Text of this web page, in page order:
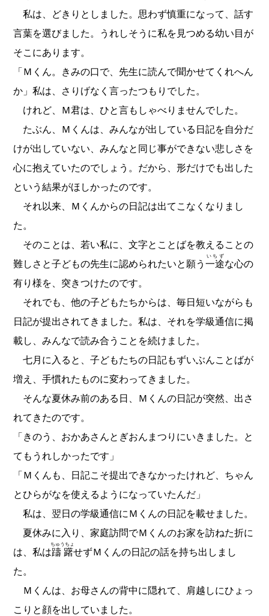
私は、どきりとしました。思わず慎重になって、話す
言葉を選びました。うれしそうに私を見つめる幼い目が
そこにあります。
「Ｍくん。きみの口で、先生に読んで聞かせてくれへん
か」私は、さりげなく言ったつもりでした。
けれど、Ｍ君は、ひと言もしゃべりませんでした。
たぶん、Ｍくんは、みんなが出している日記を自分だ
けが出していない、みんなと同じ事ができない悲しさを
心に抱えていたのでしょう。だから、形だけでも出した
という結果がほしかったのです。
それ以来、Ｍくんからの日記は出てこなくなりまし
た。
そのことは、若い私に、文字とことばを教えることの
難しさと子どもの先生に認められたいと願う一途
いちず
な心の
有り様を、突きつけたのです。
それでも、他の子どもたちからは、毎日短いながらも
日記が提出されてきました。私は、それを学級通信に掲
載し、みんなで読み合うことを続けました。
七月に入ると、子どもたちの日記もずいぶんことばが
増え、手慣れたものに変わってきました。
そんな夏休み前のある日、Ｍくんの日記が突然、出さ
れてきたのです。
「きのう、おかあさんとぎおんまつりにいきました。と
てもうれしかったです」
「Ｍくんも、日記こそ提出できなかったけれど、ちゃん
とひらがなを使えるようになっていたんだ」
私は、翌日の学級通信にＭくんの日記を載せました。
夏休みに入り、家庭訪問でＭくんのお家を訪ねた折に
は、私は躊躇
ちゅうちょ
せずＭくんの日記の話を持ち出しまし
た。
Ｍくんは、お母さんの背中に隠れて、肩越しにひょっ
こりと顔を出していました。